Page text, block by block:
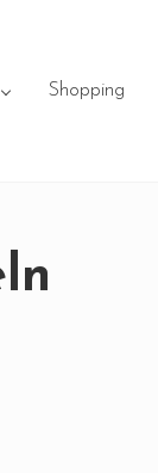
Shopping